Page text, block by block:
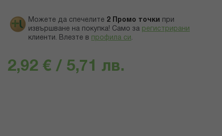
Можете да спечелите 2 Промо точки
при
извършване на покупка! Само за регистрирани
клиенти. Влезте в профила си .
2,92 € / 5,71 лв.